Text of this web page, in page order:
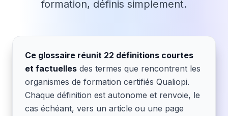
formation, définis simplement.
Ce glossaire réunit 22 définitions courtes
et factuelles des termes que rencontrent les
organismes de formation certifiés Qualiopi.
Chaque définition est autonome et renvoie, le
cas échéant, vers un article ou une page